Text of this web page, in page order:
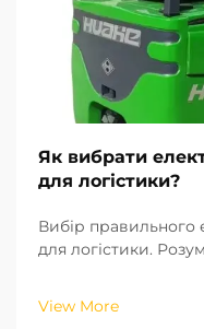
Як вибрати
для логістики?
Вибір правильного
для логістики.
є ключовим
електричного
View More